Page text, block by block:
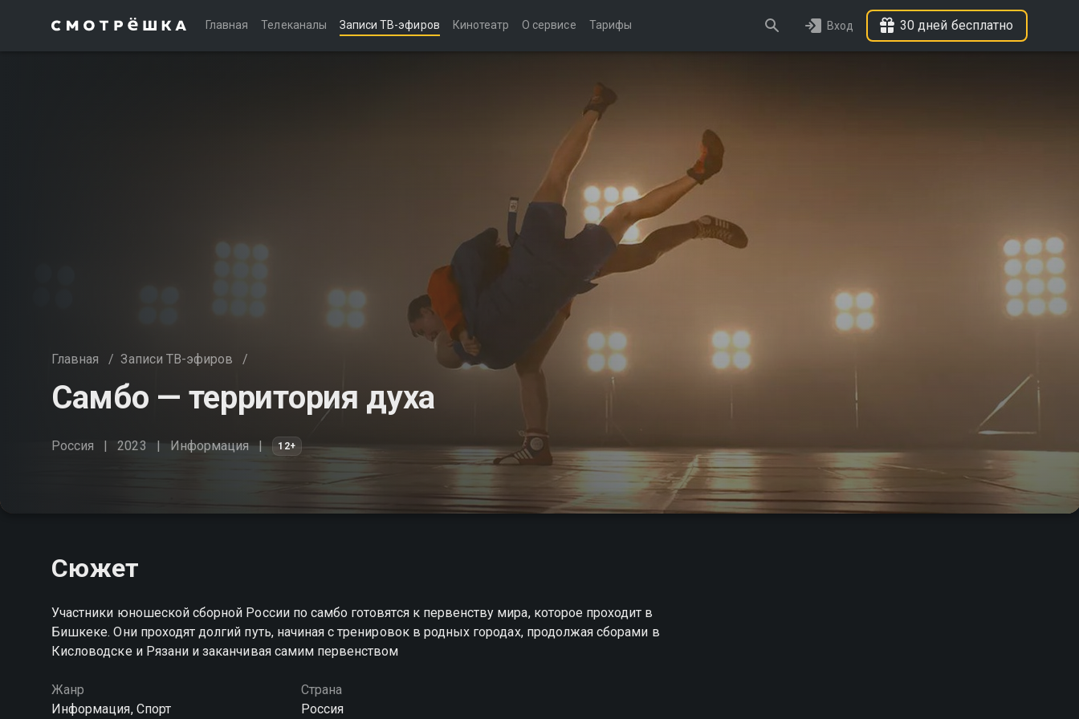
Главная Телеканалы Записи ТВ-эфиров Кинотеатр О сервисе Тарифы Вход 30 дней бесплатно
Главная / Записи ТВ-эфиров /
Самбо — территория духа
Россия 2023 Информация 12+
Сюжет
Участники юношеской сборной России по самбо готовятся к первенству мира, которое проходит в
Бишкеке. Они проходят долгий путь, начиная с тренировок в родных городах, продолжая сборами в
Кисловодске и Рязани и заканчивая самим первенством
Жанр
Информация, Спорт
Страна
Россия